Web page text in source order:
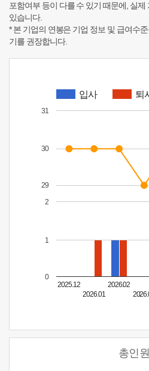
포함여부 등이 다를 수 있기 때문에, 실
있습니다.
* 본 기업의 연봉은 기업 정보 및 급여수
기를 권장합니다.
입사 퇴
2025.12
2026.01
2026.02
0
1
2
29
30
31
총인원